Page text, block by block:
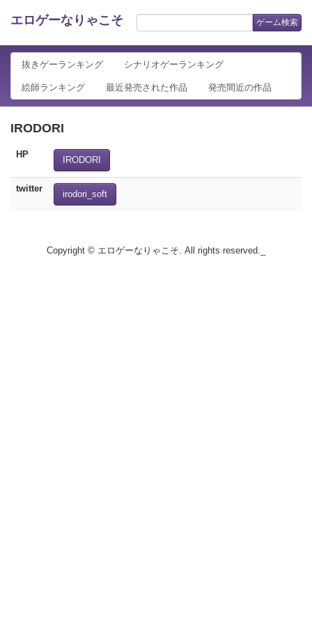
エロゲーなりゃこそ ゲーム検索
抜きゲーランキング シナリオゲーランキング
絵師ランキング 最近発売された作品 発売間近の作品
IRODORI
HP
IRODORI
twitter
irodori_soft
Copyright © エロゲーなりゃこそ. All rights reserved._